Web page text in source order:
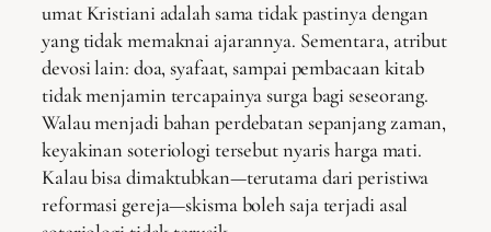
umat Kristiani adalah sama tidak pastinya dengan
yang tidak memaknai ajarannya. Sementara, atribut
devosi lain: doa, syafaat, sampai pembacaan kitab
tidak menjamin tercapainya surga bagi seseorang.
Walau menjadi bahan perdebatan sepanjang zaman,
keyakinan soteriologi tersebut nyaris harga mati.
Kalau bisa dimaktubkan—terutama dari peristiwa
reformasi gereja—skisma boleh sajaterjadi asal